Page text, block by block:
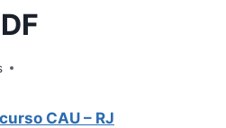
CAU – RJ